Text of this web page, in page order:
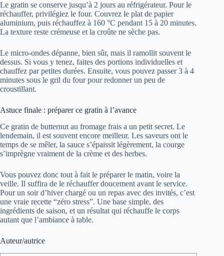
Le gratin se conserve jusqu’à 2 jours au réfrigérateur. Pour le
réchauffer, privilégiez le four. Couvrez le plat de papier
aluminium, puis réchauffez à 160 °C pendant 15 à 20 minutes.
La texture reste crémeuse et la croûte ne sèche pas.
Le micro-ondes dépanne, bien sûr, mais il ramollit souvent le
dessus. Si vous y tenez, faites des portions individuelles et
chauffez par petites durées. Ensuite, vous pouvez passer 3 à 4
minutes sous le gril du four pour redonner un peu de
croustillant.
Astuce finale : préparer ce gratin à l’avance
Ce gratin de butternut au fromage frais a un petit secret. Le
lendemain, il est souvent encore meilleur. Les saveurs ont le
temps de se mêler, la sauce s’épaissit légèrement, la courge
s’imprègne vraiment de la crème et des herbes.
Vous pouvez donc tout à fait le préparer le matin, voire la
veille. Il suffira de le réchauffer doucement avant le service.
Pour un soir d’hiver chargé ou un repas avec des invités, c’est
une vraie recette “zéro stress”. Une base simple, des
ingrédients de saison, et un résultat qui réchauffe le corps
autant que l’ambiance à table.
Auteur/autrice